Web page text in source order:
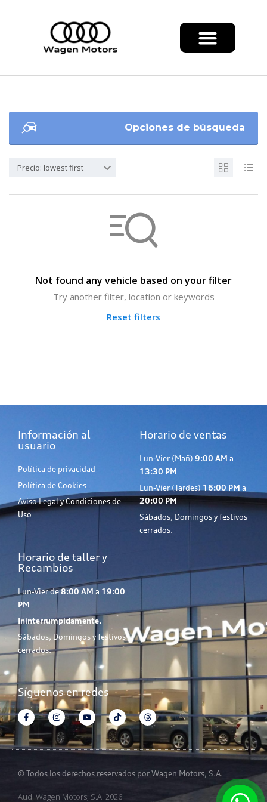
Opciones de búsqueda
Precio: lowest first
Not found any vehicle based on your filter
Try another filter, location or keywords
Reset filters
Información al
usuario
Política de privacidad
Política de Cookies
Aviso Legal y Condiciones de
Uso
Horario de ventas
Lun-Vier (Mañ) 9:00 AM a
13:30 PM
Lun-Vier (Tardes) 16:00 PM a
20:00 PM
Sábados, Domingos y festivos
cerrados.
Horario de taller y
Recambios
Lun-Vier de8:00 AM a 19:00
PM
Ininterrumpidamente.
Sábados, Domingos y festivos
cerrados.
Síguenos en redes
© Todos los derechos reservados por Wagen Motors, S.A.
Audi Wagen Motors, S.A. 2026